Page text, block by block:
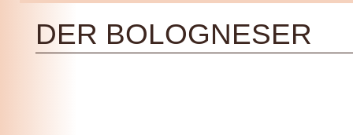
DER BOLOGNESER